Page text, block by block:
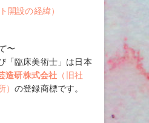
開設の経緯）
〜
「臨床美術士」は日本
造研株式会社 （旧社
） の登録商標です。